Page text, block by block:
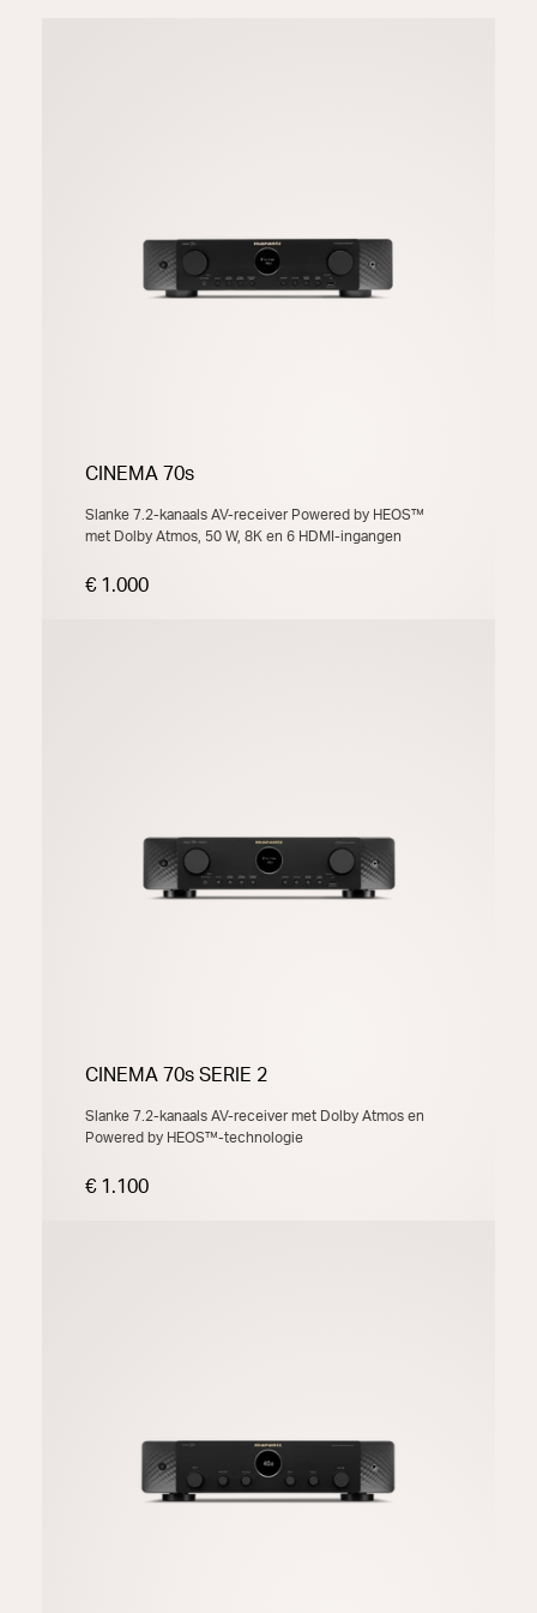
CINEMA 70s
Slanke 7.2-kanaals AV-receiver Powered by HEOS™
met Dolby Atmos, 50 W, 8K en 6 HDMI-ingangen
€ 1.000
CINEMA 70s SERIE 2
Slanke 7.2-kanaals AV-receiver met Dolby Atmos en
Powered by HEOS™-technologie
€ 1.100